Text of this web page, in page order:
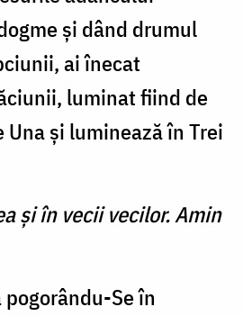
şi dând drumul
ai înecat
luminat fiind de
Una şi luminează în Trei
şi în vecii vecilor. Amin
Se în